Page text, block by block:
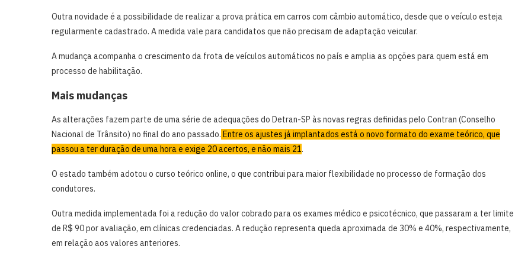
Outra novidade é a possibilidade de realizar a prova prática em carros com câmbio automático, desde que o veículo esteja
regularmente cadastrado. A medida vale para candidatos que não precisam de adaptação veicular.
A mudança acompanha o crescimento da frota de veículos automáticos no país e amplia as opções para quem está em
processo de habilitação.
Mais mudanças
As alterações fazem parte de uma série de adequações do Detran-SP às novas regras definidas pelo Contran (Conselho
Nacional de Trânsito) no final do ano passado. Entre os ajustes já implantados está o novo formato do exame teórico, que
passou a ter duração de uma hora e exige 20 acertos, e não mais 21.
O estado também adotou o curso teórico online, o que contribui para maior flexibilidade no processo de formação dos
condutores.
Outra medida implementada foi a redução do valor cobrado para os exames médico e psicotécnico, que passaram a ter limite
de R$ 90 por avaliação, em clínicas credenciadas. A redução representa queda aproximada de 30% e 40%, respectivamente,
em relação aos valores anteriores.